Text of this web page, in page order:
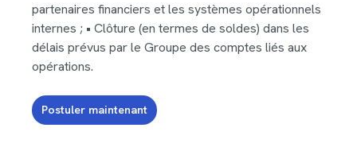
partenaires financiers et les systèmes opérationnels
internes ; • Clôture (en termes de soldes) dans les
délais prévus par le Groupe des comptes liés aux
opérations.
Postuler maintenant